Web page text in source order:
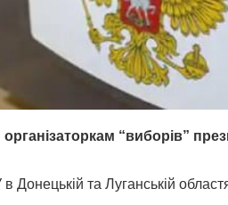
“виборів”
Донецькій та Луганській